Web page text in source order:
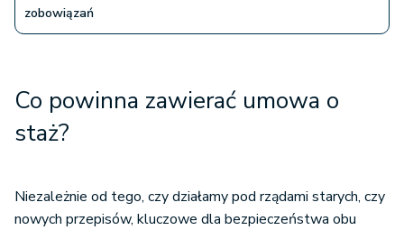
zobowiązań
Co powinna zawierać umowa o
staż?
Niezależnie od tego, czy działamy pod rządami starych, czy
nowych przepisów, kluczowe dla bezpieczeństwa obu